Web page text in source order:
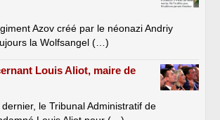
Azov créé par le néonazi Andriy
la Wolfsangel (…)
Louis Aliot, maire de
le Tribunal Administratif de